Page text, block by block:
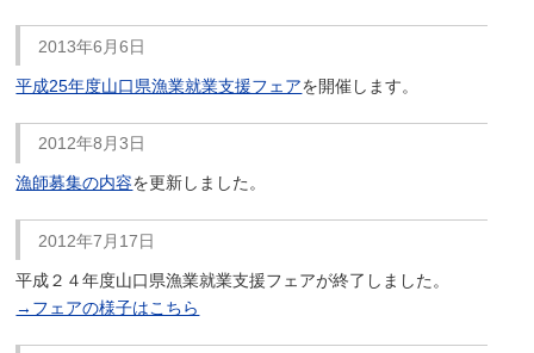
2013年6月6日
平成25年度山口県漁業就業支援フェアを開催します。
2012年8月3日
漁師募集の内容を更新しました。
2012年7月17日
平成２４年度山口県漁業就業支援フェアが終了しました。
→フェアの様子はこちら